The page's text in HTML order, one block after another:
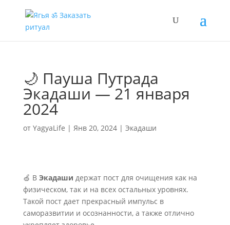
🌙 Пауша Путрада
Экадаши — 21 января
2024
от YagyaLife | Янв 20, 2024| Экадаши
🍏 В Экадаши держат пост для очищения как на
физическом, так и на всех остальных уровнях.
Такой пост дает прекрасный импульс в
саморазвитии и осознанности, а также отлично